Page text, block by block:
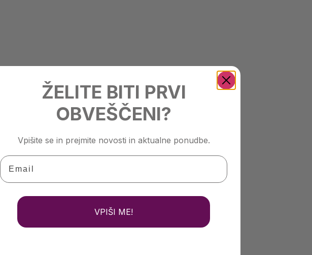
ŽELITE BITI PRVI
OBVEŠČENI?
Vpišite se in prejmite novosti in aktualne ponudbe.
Email
VPIŠI ME!